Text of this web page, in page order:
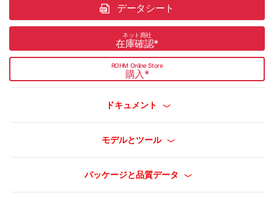
データシート
ネット商社
在庫確認*
ROHM Online Store
購入*
ドキュメント
モデルとツール
パッケージと品質データ